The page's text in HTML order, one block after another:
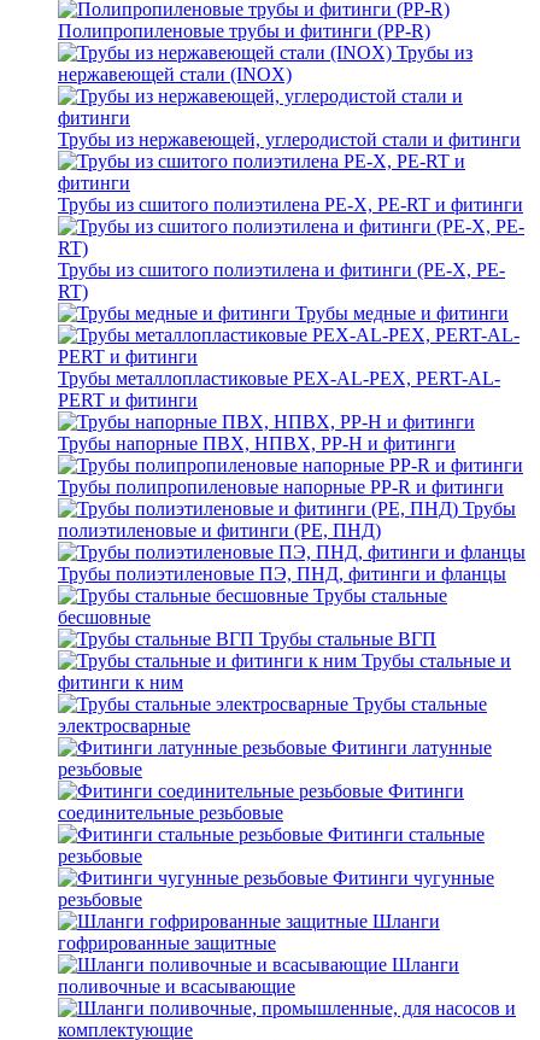
Полипропиленовые трубы и фитинги (PP-R)
Трубы из
нержавеющей стали (INOX)
Трубы из нержавеющей, углеродистой стали и фитинги
Трубы из сшитого полиэтилена PE-X, PE-RT и фитинги
Трубы из сшитого полиэтилена и фитинги (PE-X, PE-
RT)
Трубы медные и фитинги
Трубы металлопластиковые PEX-AL-PEX, PERT-AL-
PERT и фитинги
Трубы напорные ПВХ, НПВХ, PP-H и фитинги
Трубы полипропиленовые напорные PP-R и фитинги
Трубы
полиэтиленовые и фитинги (PE, ПНД)
Трубы полиэтиленовые ПЭ, ПНД, фитинги и фланцы
Трубы стальные
бесшовные
Трубы стальные ВГП
Трубы стальные и
фитинги к ним
Трубы стальные
электросварные
Фитинги латунные
резьбовые
Фитинги
соединительные резьбовые
Фитинги стальные
резьбовые
Фитинги чугунные
резьбовые
Шланги
гофрированные защитные
Шланги
поливочные и всасывающие